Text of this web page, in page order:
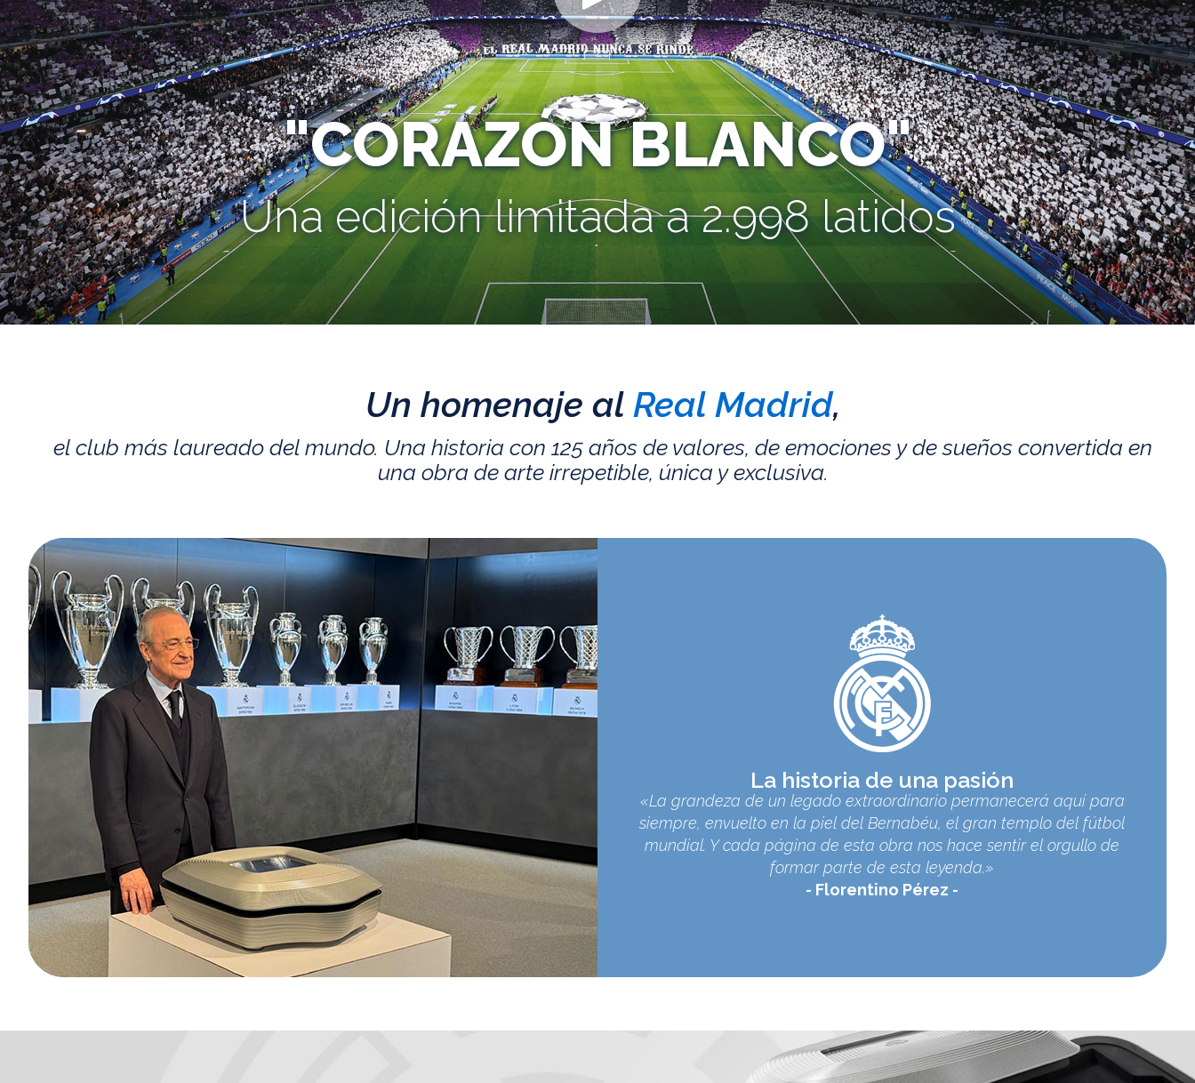
"CORAZÓN BLANCO"
Una edición limitada a 2.998 latidos
Un homenaje al Real Madrid,
el club más laureado del mundo. Una historia con 125 años de valores, de emociones y de sueños convertida en
una obra de arte irrepetible, única y exclusiva.
La historia de una pasión
«La grandeza de un legado extraordinario permanecerá aquí para
siempre, envuelto en la piel del Bernabéu, el gran templo del fútbol
mundial. Y cada página de esta obra nos hace sentir el orgullo de
formar parte de esta leyenda.»
Florentino Pérez